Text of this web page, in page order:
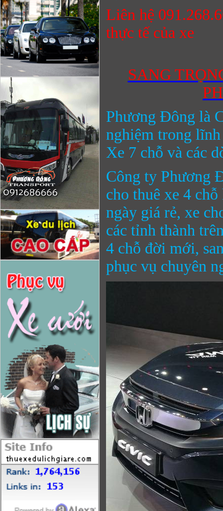
Liên hệ
thực tế của xe
SANG
Phương Đông là
nghiệm trong
Xe 7 chỗ và các
Công ty Phương
cho thuê xe 4
ngày giá rẻ, xe
các tỉnh thành
4 chỗ đời mới,
phục vụ chuyên